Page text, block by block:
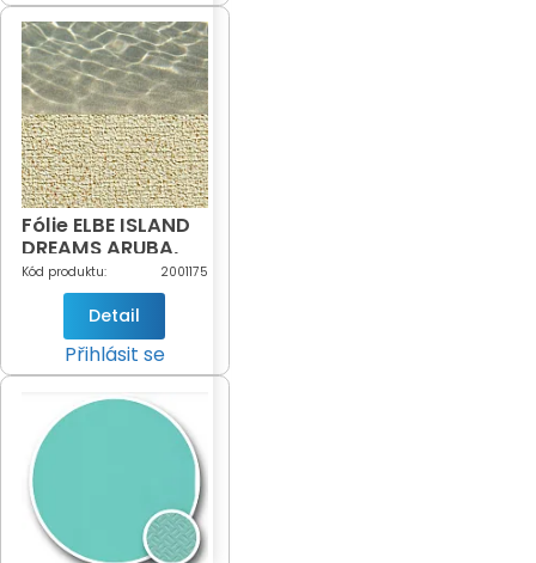
Fólie ELBE ISLAND
DREAMS ARUBA,
šíře 160 cm -
DOPRODEJ
Kód produktu: 2001175
Detail
Přihlásit se